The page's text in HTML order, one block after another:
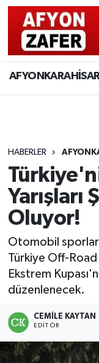
HABERLER
Yarışları
Oluyor!
Otomobil
Türkiye Off-Road
Ekstrem
düzenlenecek.
CEMILE KAYTAN
EDITÖR